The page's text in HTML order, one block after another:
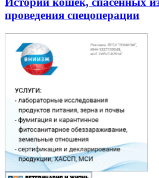
проведения спецоперации